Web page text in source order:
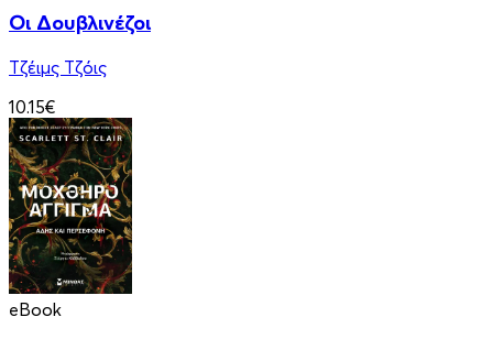
Οι Δουβλινέζοι
Τζέιμς Τζόις
10.15€
eBook